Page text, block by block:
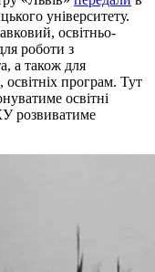
університету.
освітньо-
роботи з
а також для
освітніх програм. Тут
освітні
розвиватиме